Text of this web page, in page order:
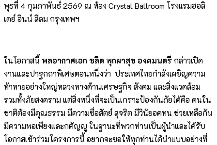
พุธที่ 4 กุมภาพันธ์ 2569 ณ ห้อง Crystal Ballroom โรงแรมฮอลิ
เดย์ อินน์ สีลม กรุงเทพฯ
ในโอกาสนี้ พลอากาศเอก ชลิต พุกผาสุข องคมนตรีกล่าวเปิด
งานและปาฐกถาพิเศษตอนหนึ่งว่า ประเทศไทยกำลังเผชิญความ
ท้าทายอย่างใหญ่หลวงทางด้านเศรษฐกิจ สังคม และสิ่งแวดล้อม
รวมทั้งภัยสงคราม แต่สิ่งหนึ่งที่จะเป็นเกราะป้องกันภัยได้คือ คนใน
ชาติต้องมีคุณธรรม มีความซื่อสัตย์ สุจริต มีวินัยอดทน ช่วยเหลือกัน
มีความพอเพียงและกตัญญู ในฐานะที่พวกท่านเป็นผู้นำและได้รับ
โอกาสเข้าร่วมโครงการนี้ อยากจะขอให้ทุกท่านได้นำแบบอย่างที่